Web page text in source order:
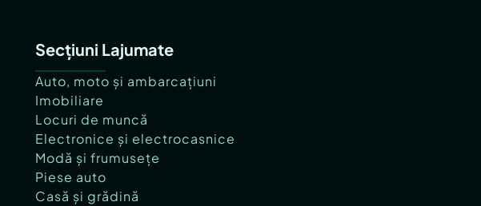
Secțiuni Lajumate
Auto, moto și ambarcațiuni
Imobiliare
Locuri de muncă
Electronice și electrocasnice
Modă și frumusețe
Piese auto
Casă și grădină